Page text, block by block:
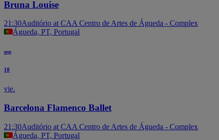
Bruna Louise
21:30Auditório at CAA Centro de Artes de Águeda - Complex
Águeda, PT, Portugal
sep
18
vie.
Barcelona Flamenco Ballet
21:30Auditório at CAA Centro de Artes de Águeda - Complex
Águeda, PT, Portugal